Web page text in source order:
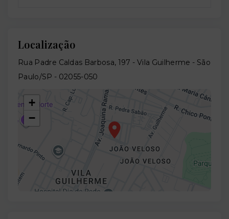
Localização
Rua Padre Caldas Barbosa, 197 - Vila Guilherme - São
Paulo/SP - 02055-050
+
−